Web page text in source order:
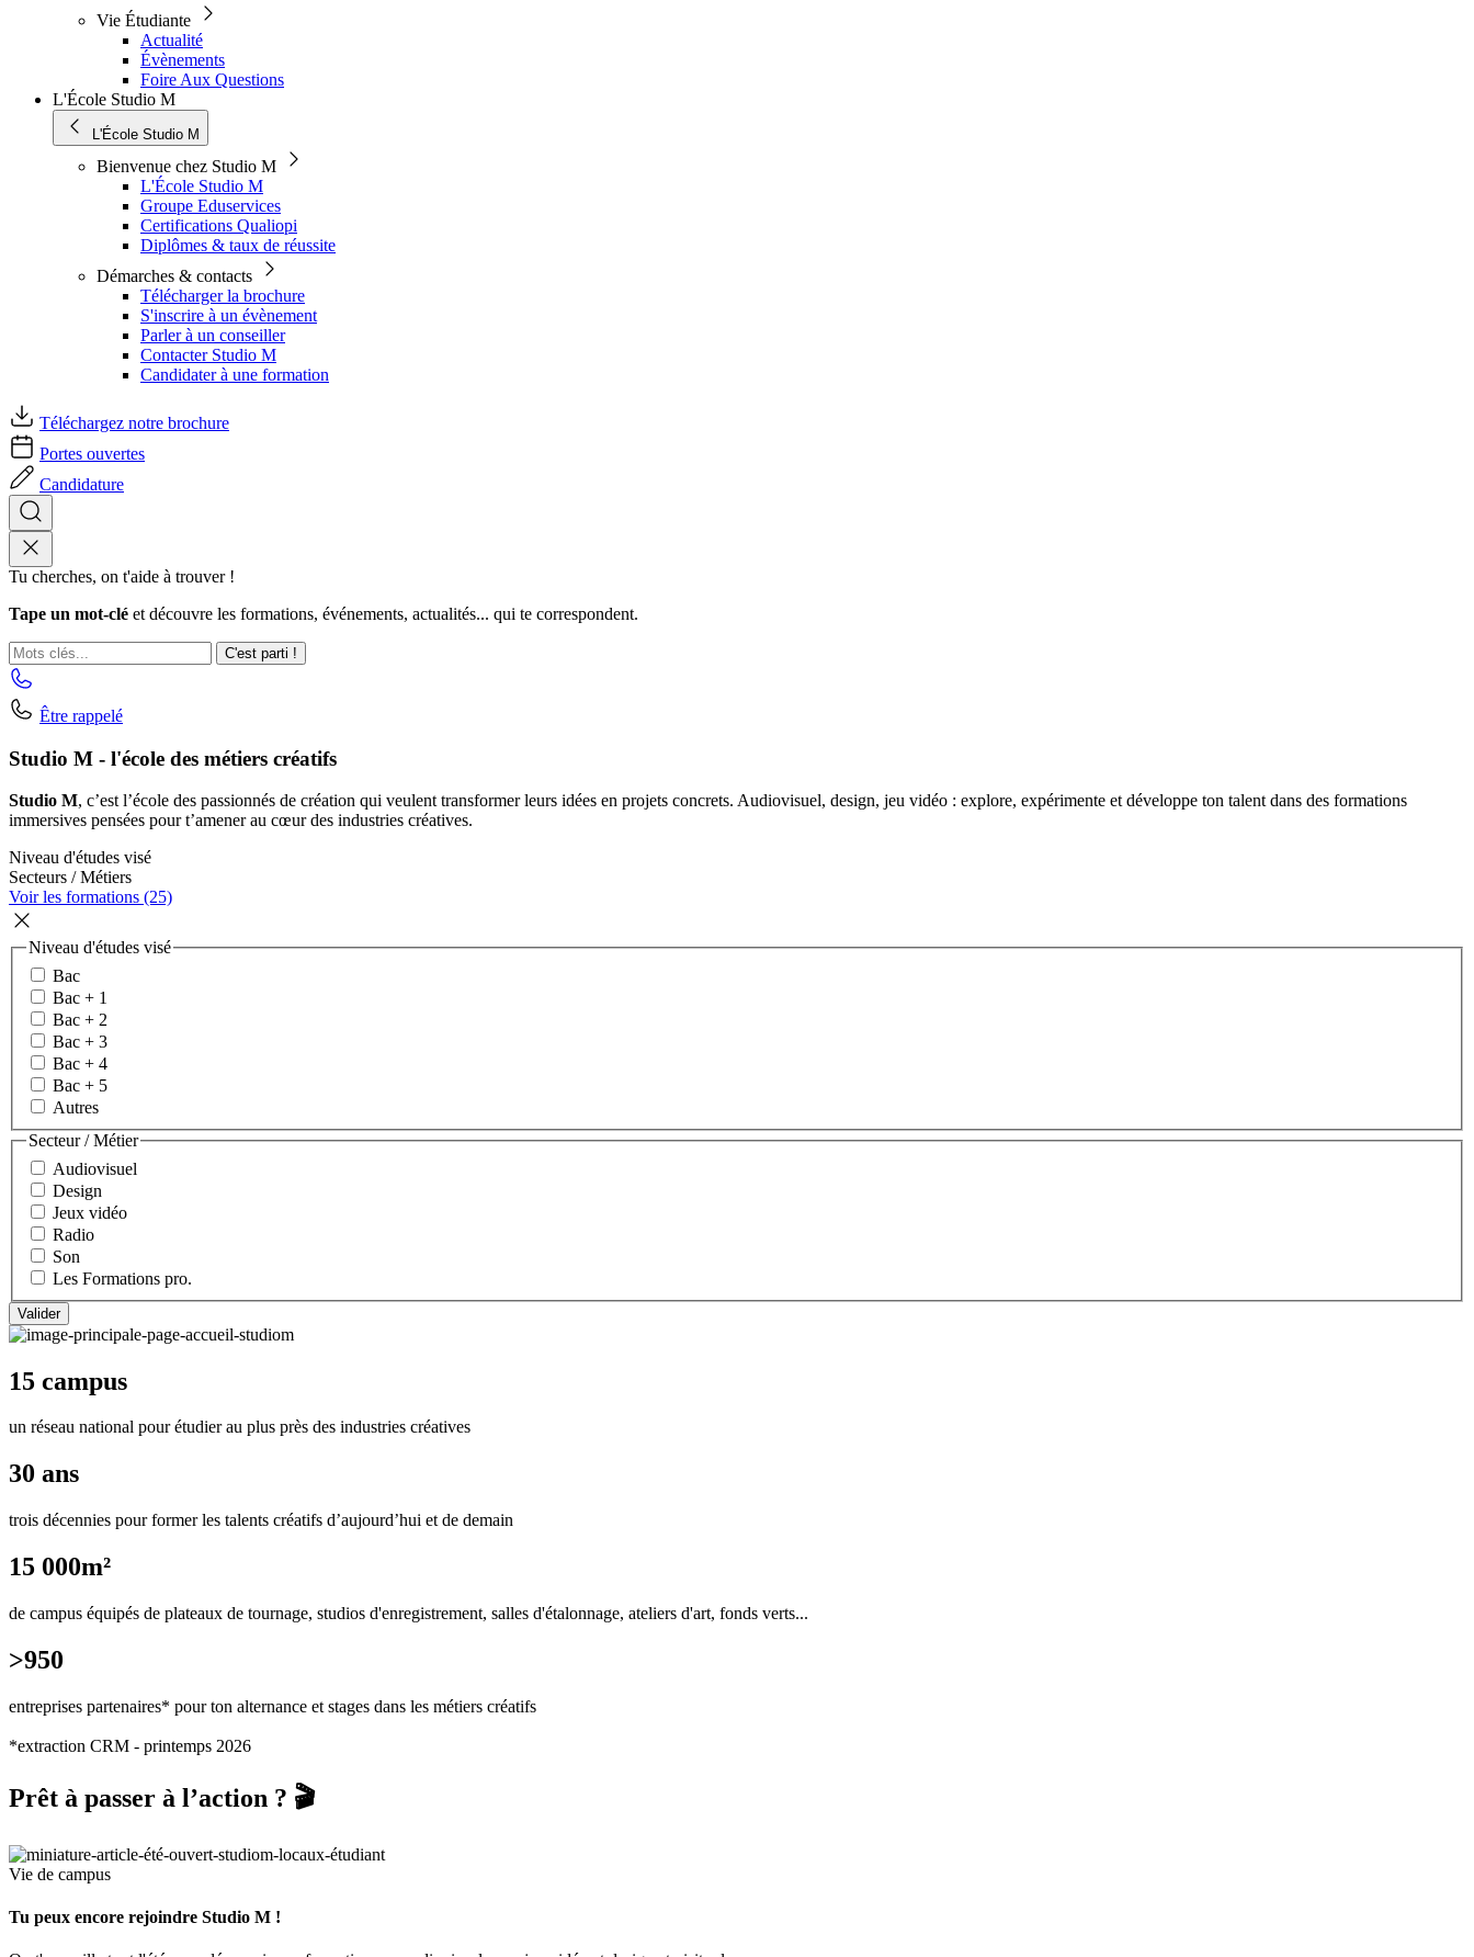
Vie Étudiante
Actualité
Évènements
Foire Aux Questions
L'École Studio M
L'École Studio M
Bienvenue chez Studio M
L'École Studio M
Groupe Eduservices
Certifications Qualiopi
Diplômes & taux de réussite
Démarches & contacts
Télécharger la brochure
S'inscrire à un évènement
Parler à un conseiller
Contacter Studio M
Candidater à une formation
Téléchargez notre brochure
Portes ouvertes
Candidature
Tu cherches, on t'aide à trouver !
Tape un mot-clé et découvre les formations, événements, actualités... qui te correspondent.
C'est parti !
Être rappelé
Studio M - l'école des métiers créatifs
Studio M, c’est l’école des passionnés de création qui veulent transformer leurs idées en projets concrets. Audiovisuel, design, jeu vidéo : explore, expérimente et développe ton talent dans des formations
immersives pensées pour t’amener au cœur des industries créatives.
Niveau d'études visé
Secteurs / Métiers
Voir les formations (25)
Niveau d'études visé
Bac
Bac + 1
Bac + 2
Bac + 3
Bac + 4
Bac + 5
Autres
Secteur / Métier
Audiovisuel
Design
Jeux vidéo
Radio
Son
Les Formations pro.
15 campus
un réseau national pour étudier au plus près des industries créatives
30 ans
trois décennies pour former les talents créatifs d’aujourd’hui et de demain
15 000m²
de campus équipés de plateaux de tournage, studios d'enregistrement, salles d'étalonnage, ateliers d'art, fonds verts...
>950
entreprises partenaires* pour ton alternance et stages dans les métiers créatifs
*extraction CRM - printemps 2026
Prêt à passer à l’action ? 🎬
Vie de campus
Tu peux encore rejoindre Studio M !